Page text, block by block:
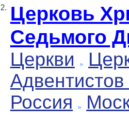
2. Церковь
Седьмого
Церкви
Россия